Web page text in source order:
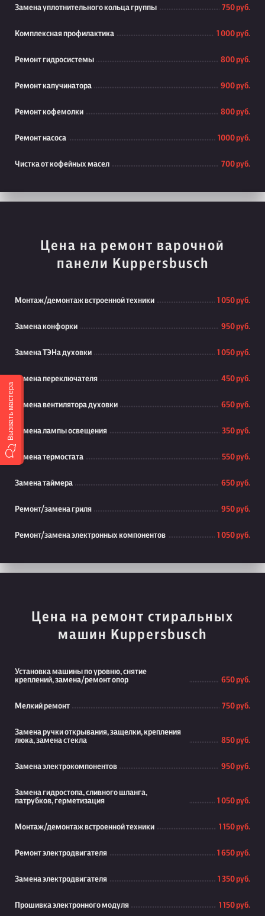
Замена уплотнительного кольца группы 750 руб.
Комплексная профилактика 1 000 руб.
Ремонт гидросистемы 800 руб.
Ремонт капучинатора 900 руб.
Ремонт кофемолки 800 руб.
Ремонт насоса 1000 руб.
Чистка от кофейных масел 700 руб.
Цена на ремонт варочной
панели Kuppersbusch
Монтаж/демонтаж встроенной техники 1 050 руб.
Замена конфорки 950 руб.
Замена ТЭНа духовки 1 050 руб.
Замена переключателя 450 руб.
Замена вентилятора духовки 650 руб.
Замена лампы освещения 350 руб.
Замена термостата 550 руб.
Замена таймера 650 руб.
Ремонт/замена гриля 950 руб.
Ремонт/замена электронных компонентов 1 050 руб.
Цена на ремонт стиральных
машин Kuppersbusch
Установка машины по уровню, снятие
креплений, замена/ремонт опор
650 руб.
Мелкий ремонт 750 руб.
Замена ручки открывания, защелки, крепления
люка, замена стекла
850 руб.
Замена электрокомпонентов 950 руб.
Замена гидростопа, сливного шланга,
патрубков, герметизация
1 050 руб.
Монтаж/демонтаж встроенной техники 1 150 руб.
Ремонт электродвигателя 1 650 руб.
Замена электродвигателя 1 350 руб.
Прошивка электронного модуля 1 150 руб.
Вызвать мастера